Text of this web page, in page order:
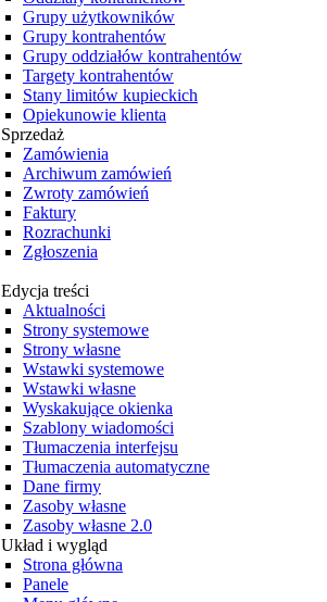
Grupy użytkowników
Grupy kontrahentów
Grupy oddziałów kontrahentów
Targety kontrahentów
Stany limitów kupieckich
Opiekunowie klienta
Sprzedaż
Zamówienia
Archiwum zamówień
Zwroty zamówień
Faktury
Rozrachunki
Zgłoszenia
Edycja treści
Aktualności
Strony systemowe
Strony własne
Wstawki systemowe
Wstawki własne
Wyskakujące okienka
Szablony wiadomości
Tłumaczenia interfejsu
Tłumaczenia automatyczne
Dane firmy
Zasoby własne
Zasoby własne 2.0
Układ i wygląd
Strona główna
Panele